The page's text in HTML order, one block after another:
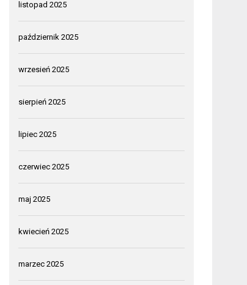
listopad 2025
październik 2025
wrzesień 2025
sierpień 2025
lipiec 2025
czerwiec 2025
maj 2025
kwiecień 2025
marzec 2025